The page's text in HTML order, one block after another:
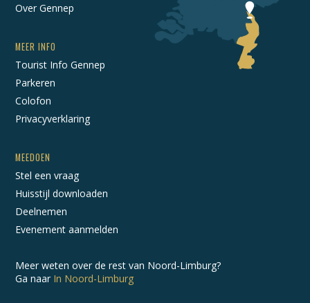
Over Gennep
MEER INFO
Tourist Info Gennep
Parkeren
Colofon
Privacyverklaring
MEEDOEN
Stel een vraag
Huisstijl downloaden
Deelnemen
Evenement aanmelden
Meer weten over de rest van Noord-Limburg?
Ga naar In Noord-Limburg